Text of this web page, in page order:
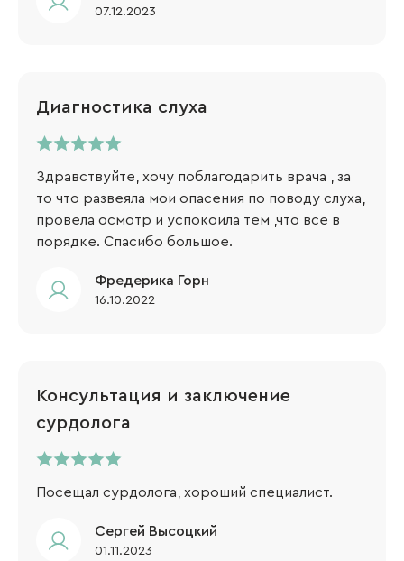
07.12.2023
Диагностика слуха
Здравствуйте, хочу поблагодарить врача , за
то что развеяла мои опасения по поводу слуха,
провела осмотр и успокоила тем ,что все в
порядке. Спасибо большое.
Фредерика Горн
16.10.2022
Консультация и заключение
сурдолога
Посещал сурдолога, хороший специалист.
Сергей Высоцкий
01.11.2023